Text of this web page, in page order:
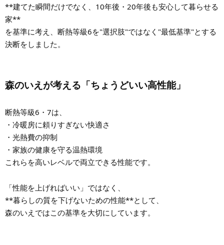
**建てた瞬間だけでなく、10年後・20年後も安心して暮らせる
家**
を基準に考え、断熱等級6を"選択肢"ではなく"最低基準"とする
決断をしました。
森のいえが考える「ちょうどいい高性能」
断熱等級6・7は、
・冷暖房に頼りすぎない快適さ
・光熱費の抑制
・家族の健康を守る温熱環境
これらを高いレベルで両立できる性能です。
「性能を上げればいい」ではなく、
**暮らしの質を下げないための性能**として、
森のいえではこの基準を大切にしています。